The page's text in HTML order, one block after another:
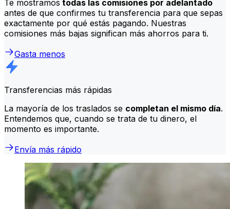
Te mostramos todas las comisiones por adelantado
antes de que confirmes tu transferencia para que sepas
exactamente por qué estás pagando. Nuestras
comisiones más bajas significan más ahorros para ti.
Gasta menos
Transferencias más rápidas
La mayoría de los traslados se completan el mismo día.
Entendemos que, cuando se trata de tu dinero, el
momento es importante.
Envía más rápido